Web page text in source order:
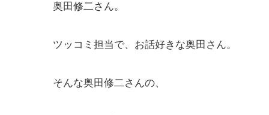
奥田修二さん。
ツッコミ担当で、お話好きな奥田さん。
そんな奥田修二さんの、